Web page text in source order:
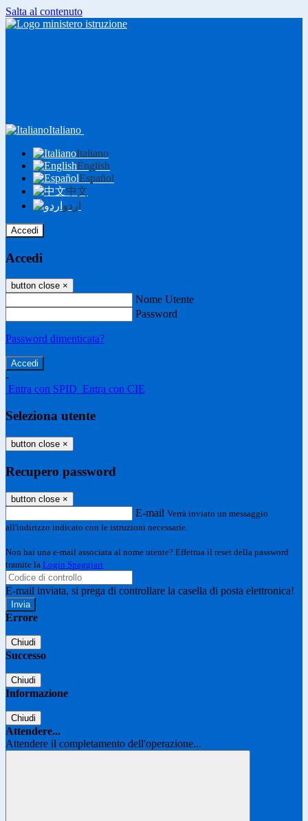
Salta al contenuto
Italiano
Italiano
English
Español
中文
اردو
Accedi
Accedi
button close ×
Nome Utente
Password
Password dimenticata?
-
Entra con SPID Entra con CIE
Seleziona utente
button close ×
Recupero password
button close ×
E-mail Verrà inviato un messaggio
all'indirizzo indicato con le istruzioni necessarie.
Non hai una e-mail associata al nome utente? Effettua il reset della password
tramite la Login Spaggiari
E-mail inviata, si prega di controllare la casella di posta elettronica!
Errore
Chiudi
Successo
Chiudi
Informazione
Chiudi
Attendere...
Attendere il completamento dell'operazione...